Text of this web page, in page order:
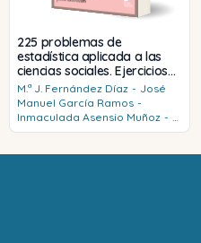
225 problemas de
estadística aplicada a las
ciencias sociales. Ejercicios
prácticos para alumnos
M.ª J. Fernández Díaz - José
Manuel García Ramos -
Inmaculada Asensio Muñoz -
Aurora Fuentes Vicente